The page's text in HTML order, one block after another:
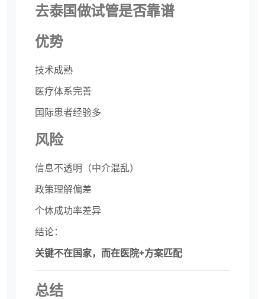
去泰国做试管是否靠谱
优势
技术成熟
医疗体系完善
国际患者经验多
风险
信息不透明（中介混乱）
政策理解偏差
个体成功率差异
结论：
关键不在国家，而在医院+方案匹配
总结